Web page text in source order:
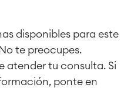
de activos
industrial
disponibles para este
te preocupes.
atender tu consulta. Si
ponte en